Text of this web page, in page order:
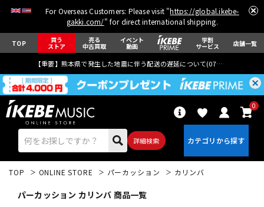
For Overseas Customers: Please visit "https://global.ikebe-
gakki.com/" for direct international shipping.
TOP 買う
ストア
売る
中古買取
イベント
動画
学割
サービス 店舗一覧
【重要】熊本県で発生した地震に伴う配送の遅延について(07月29日
詳細検索
0
TOP ONLINE STORE パーカッション カリンバ
パーカッション カリンバ 商品一覧